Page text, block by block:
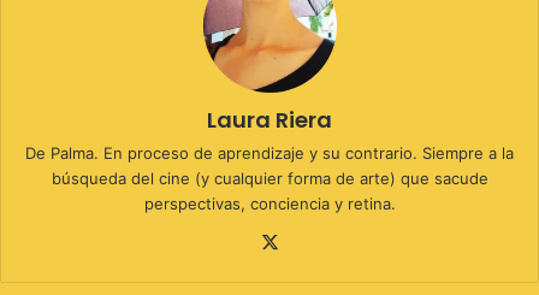
Laura Riera
De Palma. En proceso de aprendizaje y su contrario. Siempre a la
búsqueda del cine (y cualquier forma de arte) que sacude
perspectivas, conciencia y retina.